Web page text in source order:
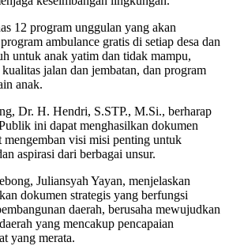
12 program unggulan yang akan
ambulance gratis di setiap desa dan
untuk anak yatim dan tidak mampu,
jalan dan jembatan, dan program
anak.
Dr. H. Hendri, S.STP., M.Si., berharap
ini dapat menghasilkan dokumen
mengemban visi misi penting untuk
aspirasi dari berbagai unsur.
Juliansyah Yayan, menjelaskan
dokumen strategis yang berfungsi
daerah, berusaha mewujudkan
yang mencakup pencapaian
yang merata.